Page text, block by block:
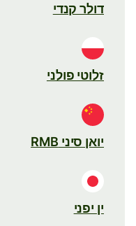
דולר קנדי
זלוטי פולני
יואן סיני RMB
ין יפני